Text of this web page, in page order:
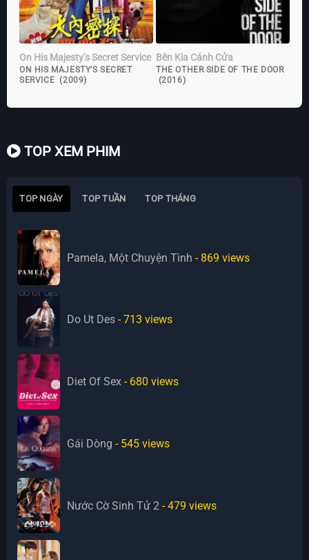
On His Majesty’s Secret Service
ON HIS MAJESTY'S SECRET
SERVICE (2009)
Bên Kia Cánh Cửa
THE OTHER SIDE OF THE DOOR
(2016)
TOP XEM PHIM
TOP NGÀY TOP TUẦN TOP THÁNG
Pamela, Một Chuyện Tình - 869 views
Do Ut Des - 713 views
Diet Of Sex - 680 views
Gái Dòng - 545 views
Nước Cờ Sinh Tử 2 - 479 views